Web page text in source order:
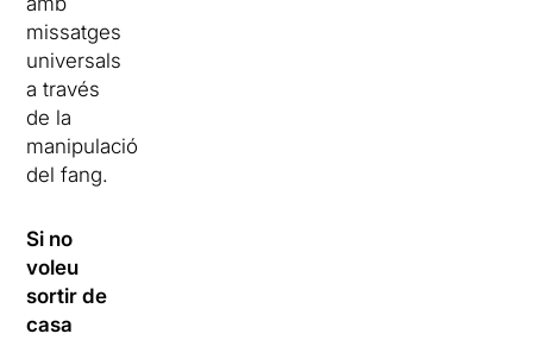
missatges
universals
a través
de la
manipulació
del fang.
Si no
voleu
sortir de
casa